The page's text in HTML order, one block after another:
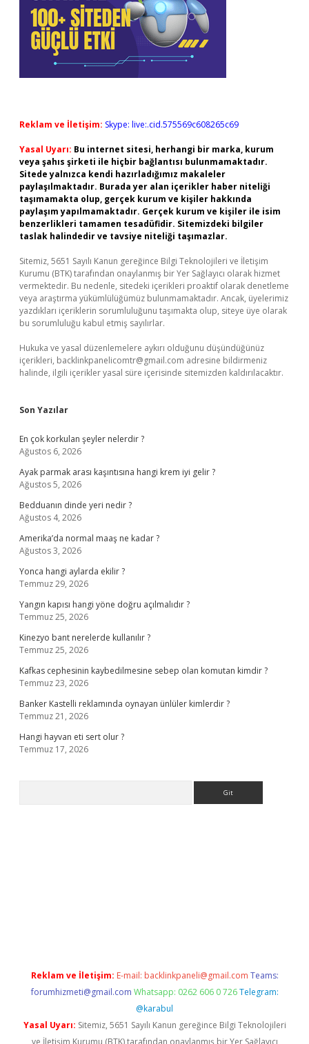
Reklam ve İletişim: Skype: live:.cid.575569c608265c69
Yasal Uyarı: Bu internet sitesi, herhangi bir marka, kurum
veya şahıs şirketi ile hiçbir bağlantısı bulunmamaktadır.
Sitede yalnızca kendi hazırladığımız makaleler
paylaşılmaktadır. Burada yer alan içerikler haber niteliği
taşımamakta olup, gerçek kurum ve kişiler hakkında
paylaşım yapılmamaktadır. Gerçek kurum ve kişiler ile isim
benzerlikleri tamamen tesadüfidir. Sitemizdeki bilgiler
taslak halindedir ve tavsiye niteliği taşımazlar.
Sitemiz, 5651 Sayılı Kanun gereğince Bilgi Teknolojileri ve İletişim
Kurumu (BTK) tarafından onaylanmış bir Yer Sağlayıcı olarak hizmet
vermektedir. Bu nedenle, sitedeki içerikleri proaktif olarak denetleme
veya araştırma yükümlülüğümüz bulunmamaktadır. Ancak, üyelerimiz
yazdıkları içeriklerin sorumluluğunu taşımakta olup, siteye üye olarak
bu sorumluluğu kabul etmiş sayılırlar.
Hukuka ve yasal düzenlemelere aykırı olduğunu düşündüğünüz
içerikleri, backlinkpanelicomtr@gmail.com adresine bildirmeniz
halinde, ilgili içerikler yasal süre içerisinde sitemizden kaldırılacaktır.
Son Yazılar
En çok korkulan şeyler nelerdir ?
Ağustos 6, 2026
Ayak parmak arası kaşıntısına hangi krem iyi gelir ?
Ağustos 5, 2026
Bedduanın dinde yeri nedir ?
Ağustos 4, 2026
Amerika’da normal maaş ne kadar ?
Ağustos 3, 2026
Yonca hangi aylarda ekilir ?
Temmuz 29, 2026
Yangın kapısı hangi yöne doğru açılmalıdır ?
Temmuz 25, 2026
Kinezyo bant nerelerde kullanılır ?
Temmuz 25, 2026
Kafkas cephesinin kaybedilmesine sebep olan komutan kimdir ?
Temmuz 23, 2026
Banker Kastelli reklamında oynayan ünlüler kimlerdir ?
Temmuz 21, 2026
Hangi hayvan eti sert olur ?
Temmuz 17, 2026
Reklam ve İletişim: E-mail: backlinkpaneli@gmail.com Teams:
forumhizmeti@gmail.com Whatsapp: 0262 606 0 726 Telegram:
@karabul
Yasal Uyarı: Sitemiz, 5651 Sayılı Kanun gereğince Bilgi Teknolojileri
ve İletişim Kurumu (BTK) tarafından onaylanmış bir Yer Sağlayıcı